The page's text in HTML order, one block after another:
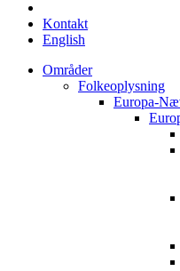
Kontakt
English
Områder
Folkeoplysning
Europa-